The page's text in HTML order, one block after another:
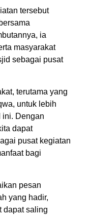
tersebut
ia
masyarakat
sebagai pusat
terutama yang
untuk lebih
ini. Dengan
dapat
pusat kegiatan
bagi
pesan
yang hadir,
dapat saling